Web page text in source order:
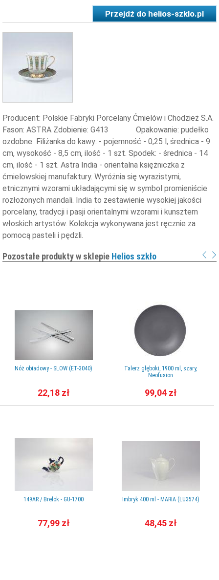
Przejdź dohelios-szklo.pl
Producent: Polskie Fabryki Porcelany Ćmielów i Chodzież S.A.
Fason: ASTRA Zdobienie: G413 Opakowanie: pudełko
ozdobne Filiżanka do kawy: - pojemność - 0,25 l, średnica - 9
cm, wysokość - 8,5 cm, ilość - 1 szt. Spodek: - średnica - 14
cm, ilość - 1 szt. Astra India - orientalna księżniczka z
ćmielowskiej manufaktury. Wyróżnia się wyrazistymi,
etnicznymi wzorami układającymi się w symbol promieniście
rozłożonych mandali. India to zestawienie wysokiej jakości
porcelany, tradycji i pasji orientalnymi wzorami i kunsztem
włoskich artystów. Kolekcja wykonywana jest ręcznie za
pomocą pasteli i pędzli.
Pozostałe produkty w sklepie Helios szkło
Nóż obiadowy - SLOW (ET-3040)
22,18 zł
149AR / Brelok - GU-1700
77,99 zł
Talerz głęboki, 1900 ml, szary,
Neofusion
99,04 zł
Imbryk 400 ml - MARIA (LU3574)
48,45 zł